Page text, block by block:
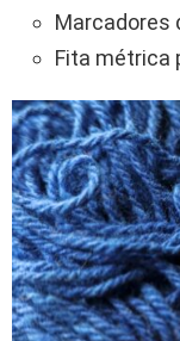
Marcadores
Fita métrica